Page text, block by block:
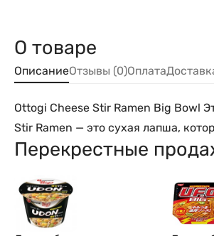
О товаре
ОписаниеОтзывы (0)Оплата
Ottogi Cheese Stir Ramen Big Bowl
Stir Ramen — это сухая лапша,
Перекрестные